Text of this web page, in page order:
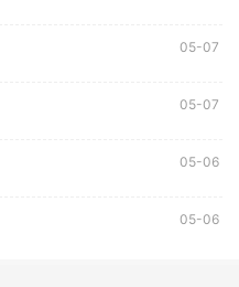
05-07
05-07
05-06
05-06